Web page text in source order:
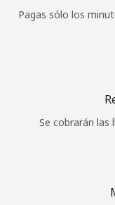
Pagas sólo los
Se cobrarán las